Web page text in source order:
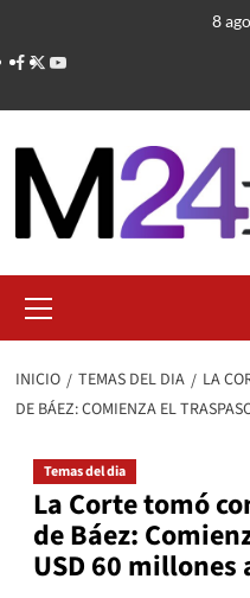
contenido
8
primario
INICIO TEMAS DEL DIA
LA
DE BÁEZ: COMIENZA EL
Temas del dia
La Corte tomó
de Báez:
USD 60 millones